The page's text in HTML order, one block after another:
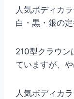
人気ボディカ
白・黒・銀の定
210型クラウン
ていますが、
人気ボディカ